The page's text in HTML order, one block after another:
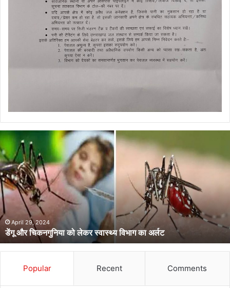
डेंगू
और
चिकनगुनिया
को
लेकर
स्वास्थ्य
विभाग
का
अर्लटApril 29, 2024
डेंगू और चिकनगुनिया को लेकर स्वास्थ्य विभाग का अर्लट
Popular Recent Comments